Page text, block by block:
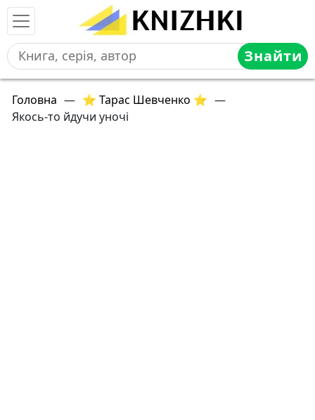
Знайти
Головна — ⭐ Тарас Шевченко ⭐ —
Якось-то йдучи уночі